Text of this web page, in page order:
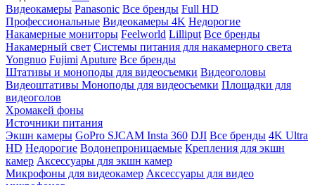
Видеокамеры Panasonic Все бренды Full HD
Профессиональные Видеокамеры 4K Недорогие
Накамерные мониторы Feelworld Lilliput Все бренды
Накамерный свет Системы питания для накамерного света
Yongnuo Fujimi Aputure Все бренды
Штативы и моноподы для видеосъемки Видеоголовы
Видеоштативы Моноподы для видеосъемки Площадки для
видеоголов
Хромакей фоны
Источники питания
Экшн камеры GoPro SJCAM Insta 360 DJI Все бренды 4K Ultra
HD Недорогие Водонепроницаемые Крепления для экшн
камер Аксессуары для экшн камер
Микрофоны для видеокамер Аксессуары для видео